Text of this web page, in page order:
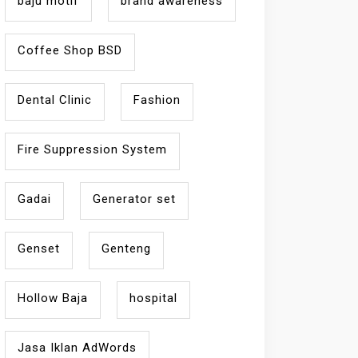
Coffee Shop BSD
Dental Clinic Fashion
Fire Suppression System
Gadai Generator set
Genset Genteng
Hollow Baja hospital
Jasa Iklan AdWords